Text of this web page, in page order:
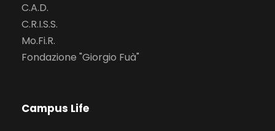
C.A.D.
C.R.I.S.S.
Mo.Fi.R.
Fondazione "Giorgio Fuà"
Campus Life